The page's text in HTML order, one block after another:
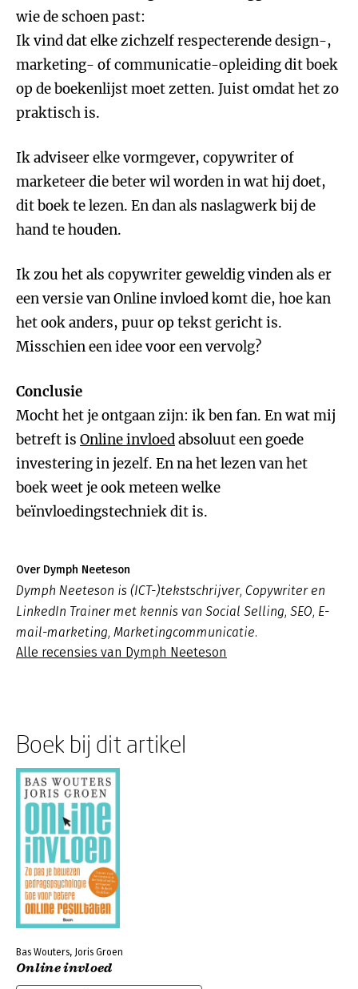
wie de schoen past:
Ik vind dat elke zichzelf respecterende design-,
marketing- of communicatie-opleiding dit boek
op de boekenlijst moet zetten. Juist omdat het zo
praktisch is.
Ik adviseer elke vormgever, copywriter of
marketeer die beter wil worden in wat hij doet,
dit boek te lezen. En dan als naslagwerk bij de
hand te houden.
Ik zou het als copywriter geweldig vinden als er
een versie van Online invloed komt die, hoe kan
het ook anders, puur op tekst gericht is.
Misschien een idee voor een vervolg?
Conclusie
Mocht het je ontgaan zijn: ik ben fan. En wat mij
betreft is Online invloedabsoluut een goede
investering in jezelf. En na het lezen van het
boek weet je ook meteen welke
beïnvloedingstechniek dit is.
Over Dymph Neeteson
Dymph Neeteson is (ICT-)tekstschrijver, Copywriter en
LinkedIn Trainer met kennis van Social Selling, SEO, E-
mail-marketing, Marketingcommunicatie.
Alle recensies van Dymph Neeteson
Boek bij dit artikel
Bas Wouters, Joris Groen
Online invloed